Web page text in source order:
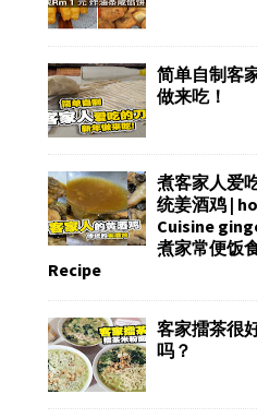
简单自制客
做来吃！
煮客家人爱
统姜酒鸡 |
Cuisine
煮家常便饭
Recipe
客家擂茶很
吗？